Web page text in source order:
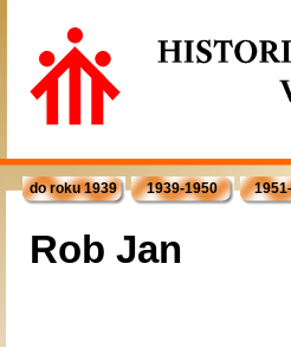
do roku 1939 1939-1950
Rob Jan